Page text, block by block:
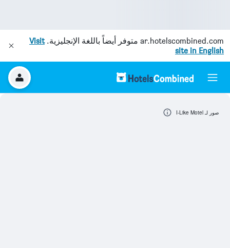
ar.hotelscombined.com متوفر أيضاً باللغة الإنجليزية.Visit
site in English
صور لـ I-Like Motel